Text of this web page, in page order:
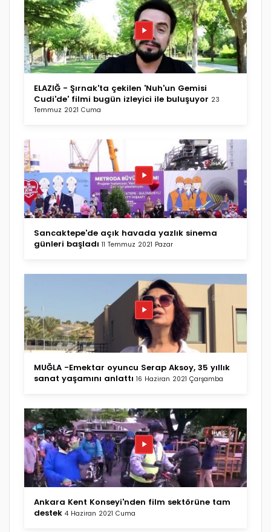
ELAZIĞ - Şırnak'ta çekilen 'Nuh'un Gemisi
Cudi'de' filmi bugün izleyici ile buluşuyor 23
Temmuz 2021 Cuma
Sancaktepe'de açık havada yazlık sinema
günleri başladı 11 Temmuz 2021 Pazar
MUĞLA -Emektar oyuncu Serap Aksoy, 35 yıllık
sanat yaşamını anlattı 16 Haziran 2021 Çarşamba
Ankara Kent Konseyi'nden film sektörüne tam
destek 4 Haziran 2021 Cuma